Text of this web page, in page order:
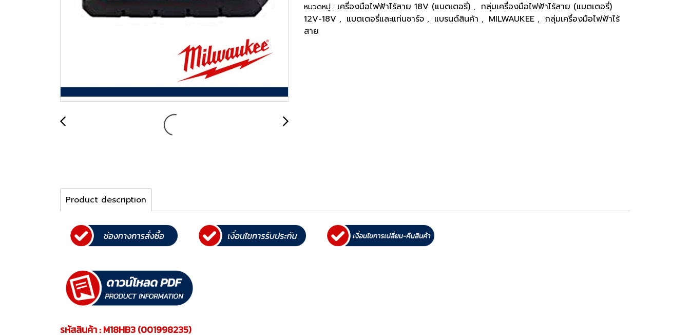
หมวดหมู่ : เครื่องมือไฟฟ้าไร้สาย 18V (แบตเตอรี่) , กลุ่มเครื่องมือไฟฟ้าไร้สาย (แบตเตอรี่)
12V-18V , แบตเตอรี่และแท่นชาร์จ , แบรนด์สินค้า , MILWAUKEE , กลุ่มเครื่องมือไฟฟ้าไร้
สาย
Product description
รหัสสินค้า : M18HB3 (001998235)